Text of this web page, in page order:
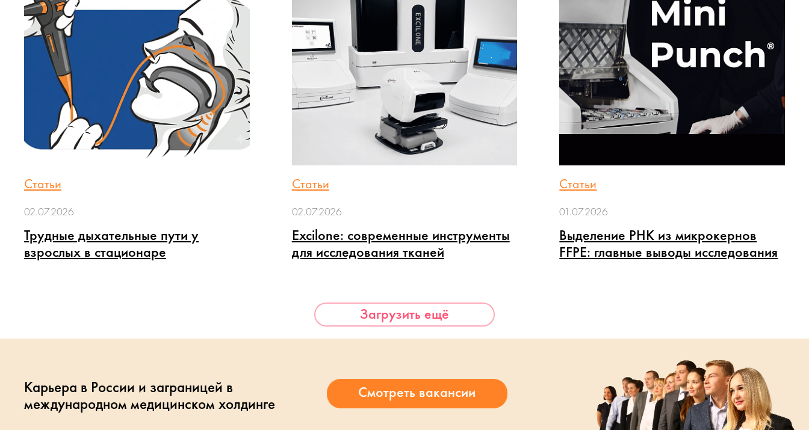
Статьи
02.07.2026
Трудные дыхательные пути у
взрослых в стационаре
Статьи
02.07.2026
Excilone: современные инструменты
для исследования тканей
Статьи
01.07.2026
Выделение РНК из микрокернов
FFPE: главные выводы исследования
Загрузить ещё
Карьера в России и заграницей в
международном медицинском холдинге